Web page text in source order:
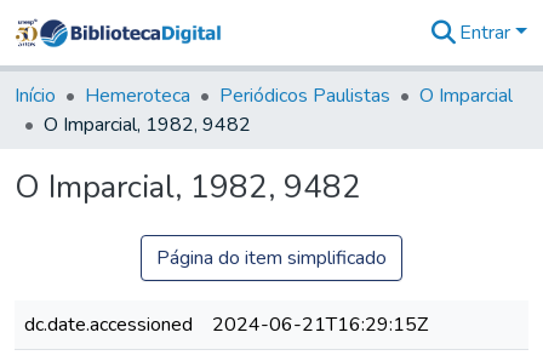
&
Coleções
Tudo na
Digital
Entrar
Início Hemeroteca Periódicos Paulistas
O Imparcial
O Imparcial, 1982, 9482
O Imparcial, 1982, 9482
Página do item simplificado
dc.date.accessioned
2024-06-21T16:29:15Z